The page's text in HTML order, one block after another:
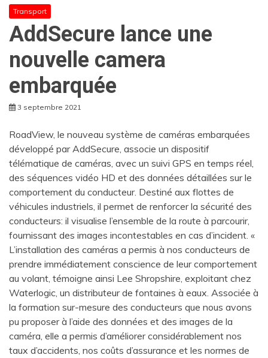
Transport
AddSecure lance une
nouvelle camera
embarquée
3 septembre 2021
RoadView, le nouveau système de caméras embarquées
développé par AddSecure, associe un dispositif
télématique de caméras, avec un suivi GPS en temps réel,
des séquences vidéo HD et des données détaillées sur le
comportement du conducteur. Destiné aux flottes de
véhicules industriels, il permet de renforcer la sécurité des
conducteurs: il visualise l’ensemble de la route à parcourir,
fournissant des images incontestables en cas d’incident. «
L’installation des caméras a permis à nos conducteurs de
prendre immédiatement conscience de leur comportement
au volant, témoigne ainsi Lee Shropshire, exploitant chez
Waterlogic, un distributeur de fontaines à eaux. Associée à
la formation sur-mesure des conducteurs que nous avons
pu proposer à l’aide des données et des images de la
caméra, elle a permis d’améliorer considérablement nos
taux d’accidents, nos coûts d’assurance et les normes de